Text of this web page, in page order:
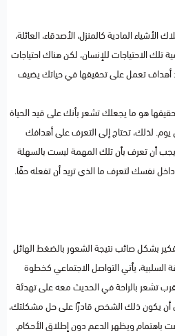
المادية كالمنزل، الأصدقاء، العائلة،
تلك الاحتياجات للإنسان، لكن هناك احتياجات
أهداف تعمل على تحقيقها في حياتك يضيف
هو ما يجعلك تشعر بأنك على قيد الحياة
لذلك، تحتاج إلى التعرف على أهدافك
أن تعرف بأن تلك المهمة ليست بالسهلة
نفسك لتعرف ما الذي تريد أن تفعله حقًا.
بشكل صائب نتيجة الشعور بالضغط الهائل
السلبية، يأتي التواصل الاجتماعي كخطوة
تشعر بالراحة في الحديث معه على تهدئة
يكون ذلك الشخص قادرًا على حل مشكلتك،
ويظهر الدعم دون إطلاق الأحكام.